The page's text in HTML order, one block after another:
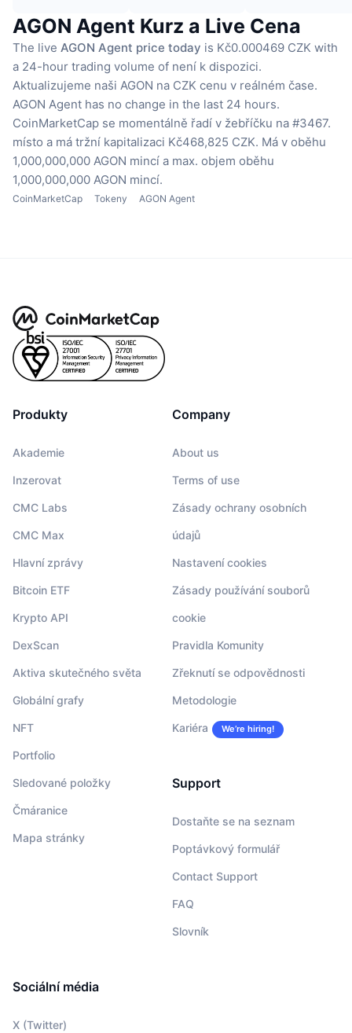
AGON Agent Kurz a Live Cena
The live AGON Agent price today is Kč0.000469 CZK with
a 24-hour trading volume of není k dispozici.
Aktualizujeme naši AGON na CZK cenu v reálném čase.
AGON Agent has no change in the last 24 hours.
CoinMarketCap se momentálně řadí v žebříčku na #3467.
místo a má tržní kapitalizaci Kč468,825 CZK. Má v oběhu
1,000,000,000 AGON mincí a max. objem oběhu
1,000,000,000 AGON mincí.
CoinMarketCap Tokeny AGON Agent
Produkty
Akademie
Inzerovat
CMC Labs
CMC Max
Hlavní zprávy
Bitcoin ETF
Krypto API
DexScan
Aktiva skutečného světa
Globální grafy
NFT
Portfolio
Sledované položky
Čmáranice
Mapa stránky
Company
About us
Terms of use
Zásady ochrany osobních
údajů
Nastavení cookies
Zásady používání souborů
cookie
Pravidla Komunity
Zřeknutí se odpovědnosti
Metodologie
Kariéra We’re hiring!
Support
Dostaňte se na seznam
Poptávkový formulář
Contact Support
FAQ
Slovník
Sociální média
X (Twitter)